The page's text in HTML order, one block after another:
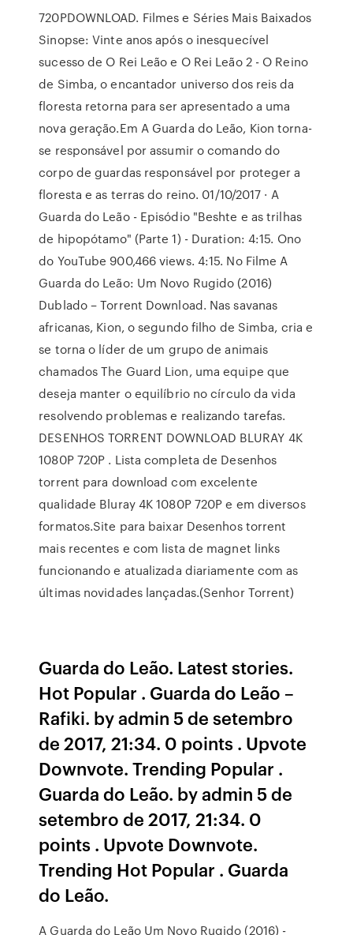
720PDOWNLOAD. Filmes e Séries Mais Baixados
Sinopse: Vinte anos após o inesquecível
sucesso de O Rei Leão e O Rei Leão 2 - O Reino
de Simba, o encantador universo dos reis da
floresta retorna para ser apresentado a uma
nova geração.Em A Guarda do Leão, Kion torna-
se responsável por assumir o comando do
corpo de guardas responsável por proteger a
floresta e as terras do reino. 01/10/2017 · A
Guarda do Leão - Episódio "Beshte e as trilhas
de hipopótamo" (Parte 1) - Duration: 4:15. Ono
do YouTube 900,466 views. 4:15. No Filme A
Guarda do Leão: Um Novo Rugido (2016)
Dublado – Torrent Download. Nas savanas
africanas, Kion, o segundo filho de Simba, cria e
se torna o líder de um grupo de animais
chamados The Guard Lion, uma equipe que
deseja manter o equilíbrio no círculo da vida
resolvendo problemas e realizando tarefas.
DESENHOS TORRENT DOWNLOAD BLURAY 4K
1080P 720P . Lista completa de Desenhos
torrent para download com excelente
qualidade Bluray 4K 1080P 720P e em diversos
formatos.Site para baixar Desenhos torrent
mais recentes e com lista de magnet links
funcionando e atualizada diariamente com as
últimas novidades lançadas.(Senhor Torrent)
Guarda do Leão. Latest stories.
Hot Popular . Guarda do Leão –
Rafiki. by admin 5 de setembro
de 2017, 21:34. 0 points . Upvote
Downvote. Trending Popular .
Guarda do Leão. by admin 5 de
setembro de 2017, 21:34. 0
points . Upvote Downvote.
Trending Hot Popular . Guarda
do Leão.
A Guarda do Leão Um Novo Rugido (2016) -